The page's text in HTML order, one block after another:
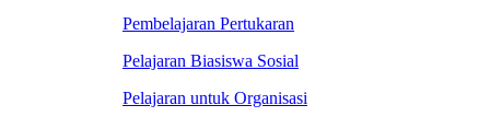
Pembelajaran Pertukaran
Pelajaran Biasiswa Sosial
Pelajaran untuk Organisasi